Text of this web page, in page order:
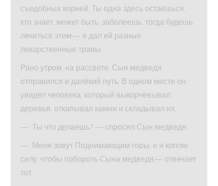
съедобных корней. Ты одна здесь остаёшься,
кто знает, может быть, заболеешь, тогда будешь
лечиться этим,— и дал ей разные
лекарственные травы.
Рано утром, на рассвете, Сын медведя
отправился в далёкий путь. В одном месте он
увидел человека, который выкорчёвывал
деревья, откапывал камни и складывал их.
— Ты что делаешь? — спросил Сын медведя.
— Меня зовут Поднимающим горы, и я коплю
силу, чтобы побороть Сына медведя,— отвечает
тот.